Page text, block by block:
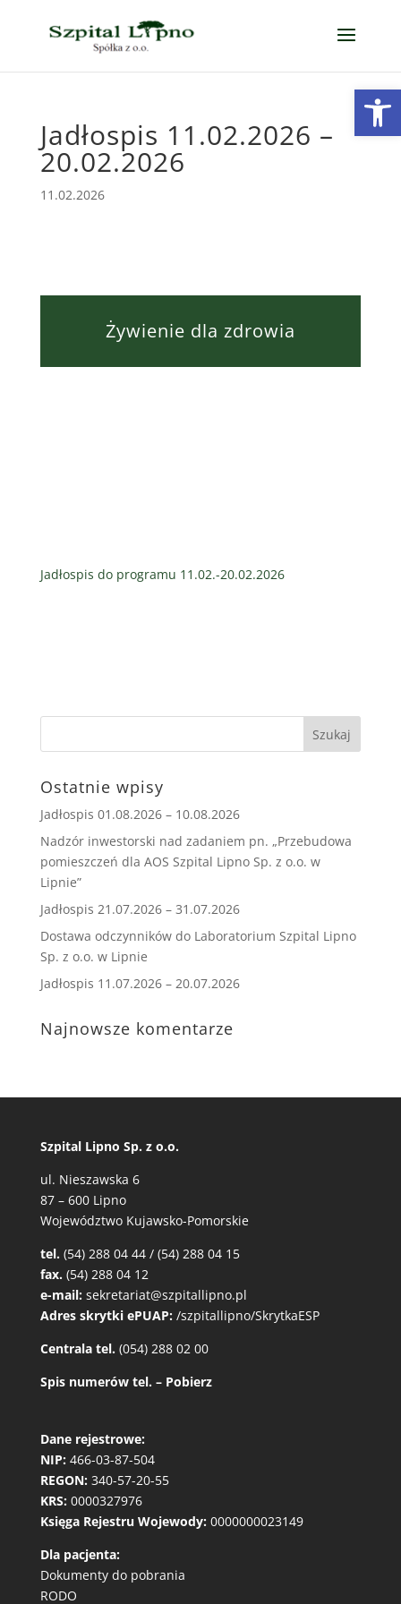
Jadłospis 11.02.2026 –
20.02.2026
11.02.2026
Żywienie dla zdrowia
Jadłospis do programu 11.02.-20.02.2026
Ostatnie wpisy
Jadłospis 01.08.2026 – 10.08.2026
Nadzór inwestorski nad zadaniem pn. „Przebudowa
pomieszczeń dla AOS Szpital Lipno Sp. z o.o. w
Lipnie”
Jadłospis 21.07.2026 – 31.07.2026
Dostawa odczynników do Laboratorium Szpital Lipno
Sp. z o.o. w Lipnie
Jadłospis 11.07.2026 – 20.07.2026
Najnowsze komentarze
Szpital Lipno Sp. z o.o.
ul. Nieszawska 6
87 – 600 Lipno
Województwo Kujawsko-Pomorskie
tel. (54) 288 04 44 / (54) 288 04 15
fax. (54) 288 04 12
e-mail: sekretariat@szpitallipno.pl
Adres skrytki ePUAP: /szpitallipno/SkrytkaESP
Centrala tel. (054) 288 02 00
Spis numerów tel. – Pobierz
Dane rejestrowe:
NIP: 466-03-87-504
REGON: 340-57-20-55
KRS: 0000327976
Księga Rejestru Wojewody: 0000000023149
Dla pacjenta:
Dokumenty do pobrania
RODO